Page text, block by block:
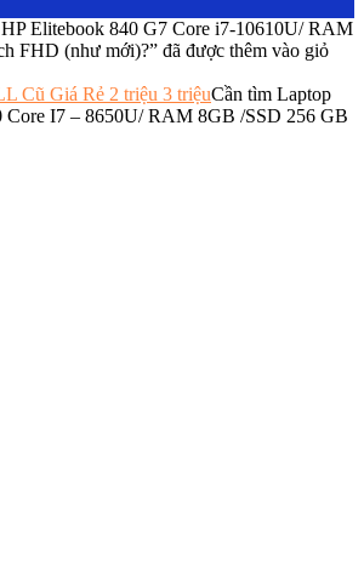
Elitebook 840 G7 Core i7-10610U/ RAM
FHD (như mới)?” đã được thêm vào giỏ
Cũ Giá Rẻ 2 triệu 3 triệuCần tìm Laptop
Core I7 – 8650U/ RAM 8GB /SSD 256 GB